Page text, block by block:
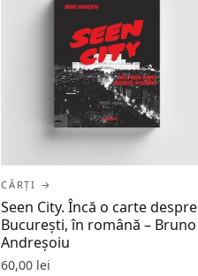
CĂRȚI →
Seen City. Încă o carte despre
București, în română – Bruno
Andreșoiu
60,00 lei